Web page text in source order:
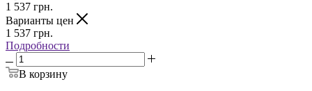
1 537 грн.
Варианты цен
1 537 грн.
Подробности
В корзину